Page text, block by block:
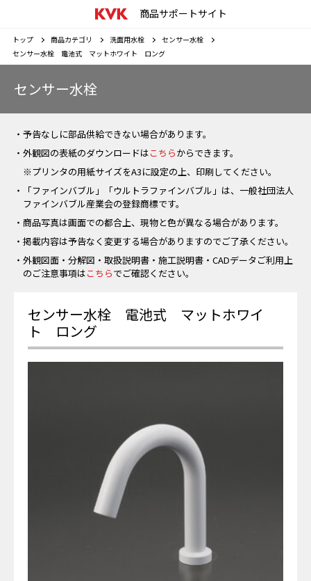
商品サポートサイト
トップ 商品カテゴリ 洗面用水栓
センサー水栓
センサー水栓 電池式 マットホワイト ロング
センサー水栓
・予告なしに部品供給できない場合があります。
・外観図の表紙のダウンロードはこちらからできます。
※プリンタの用紙サイズをA3に設定の上、印刷してください。
・「ファインバブル」「ウルトラファインバブル」は、一般社団法人
ファインバブル産業会の登録商標です。
・商品写真は画面での都合上、現物と色が異なる場合があります。
・掲載内容は予告なく変更する場合がありますのでご了承ください。
・外観図面・分解図・取扱説明書・施工説明書・CADデータご利用上
のご注意事項はこちらでご確認ください。
センサー水栓 電池式 マットホワイ
ト ロング